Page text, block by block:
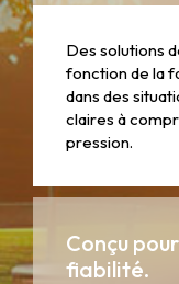
Des solutions
fonction de la
dans des
claires à
pression.
Conçu
fiabilité.